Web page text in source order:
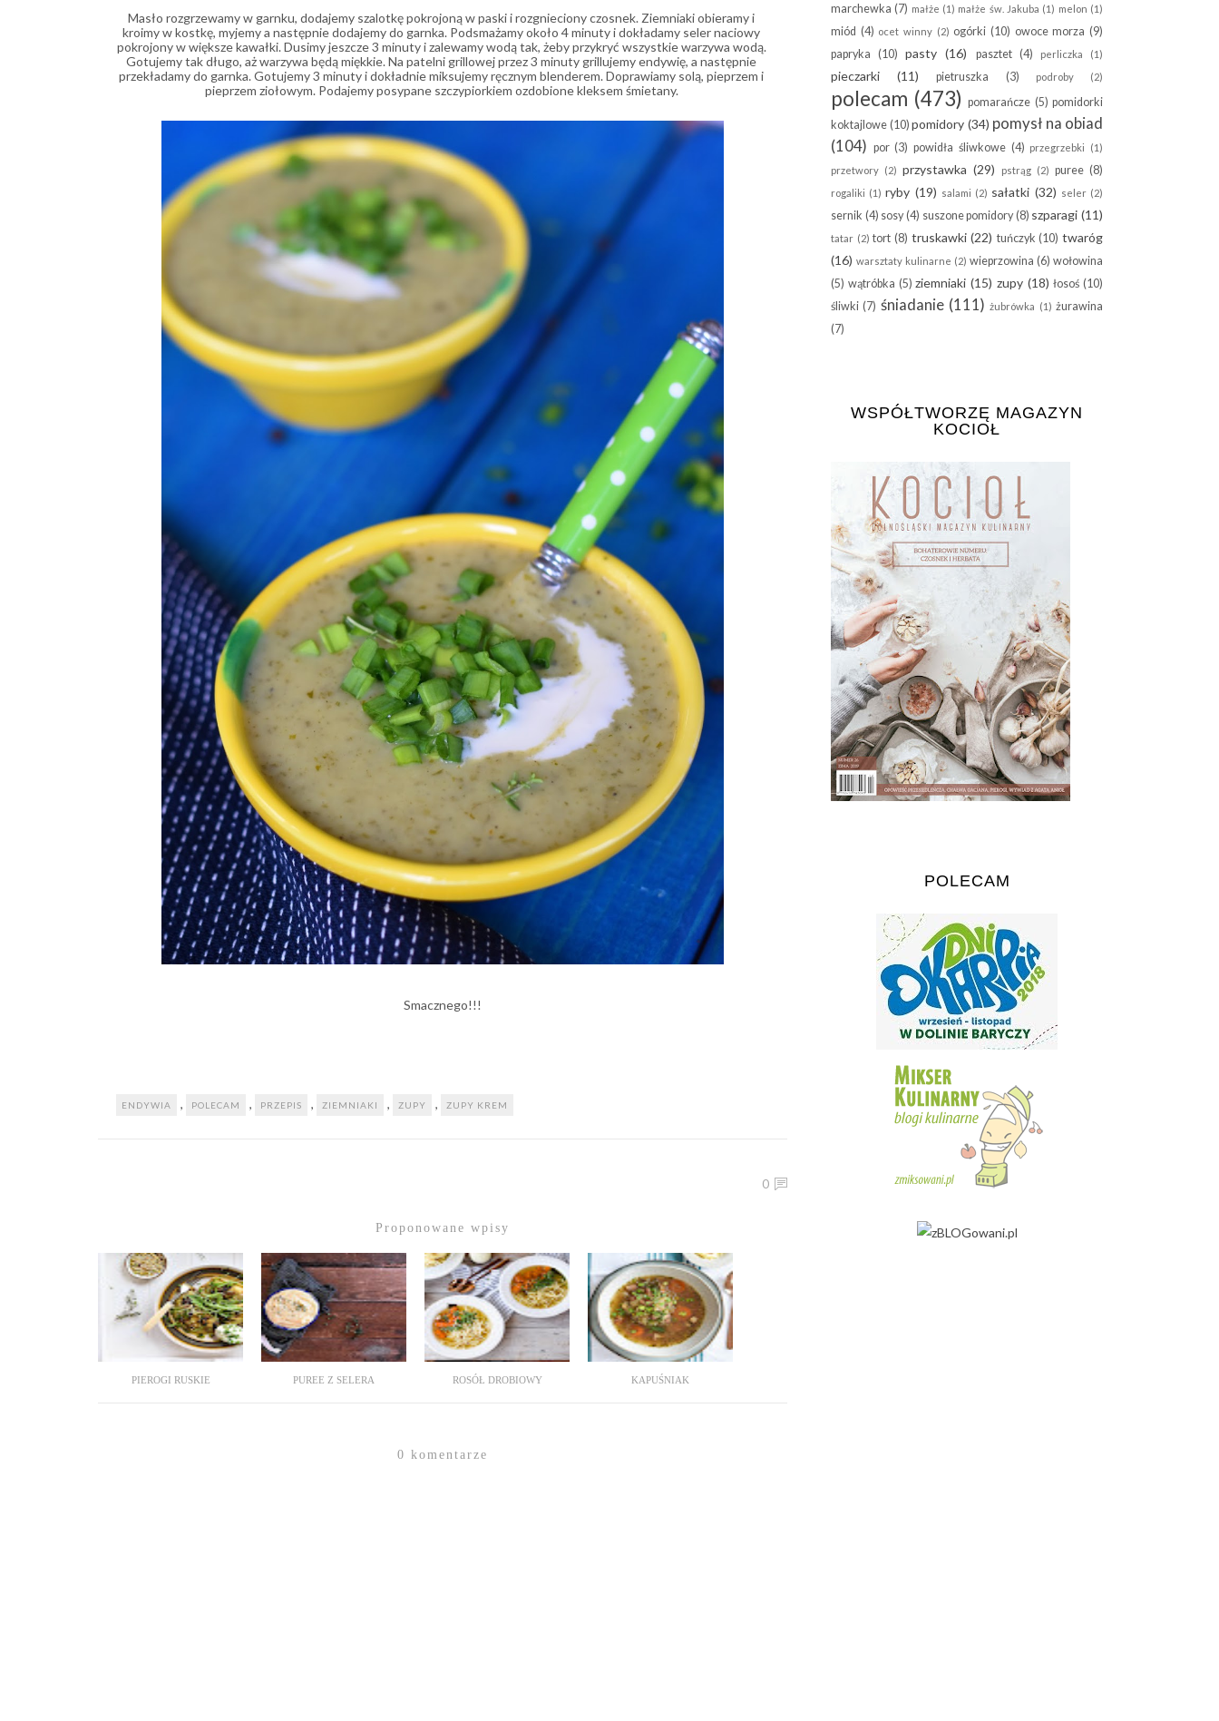
Masło rozgrzewamy w garnku, dodajemy szalotkę pokrojoną w paski i rozgnieciony czosnek. Ziemniaki obieramy i
kroimy w kostkę, myjemy a następnie dodajemy do garnka. Podsmażamy około 4 minuty i dokładamy seler naciowy
pokrojony w większe kawałki. Dusimy jeszcze 3 minuty i zalewamy wodą tak, żeby przykryć wszystkie warzywa wodą.
Gotujemy tak długo, aż warzywa będą miękkie. Na patelni grillowej przez 3 minuty grillujemy endywię, a następnie
przekładamy do garnka. Gotujemy 3 minuty i dokładnie miksujemy ręcznym blenderem. Doprawiamy solą, pieprzem i
pieprzem ziołowym. Podajemy posypane szczypiorkiem ozdobione kleksem śmietany.
Smacznego!!!
ENDYWIA , POLECAM , PRZEPIS , ZIEMNIAKI , ZUPY , ZUPY KREM
0
Proponowane wpisy
PIEROGI RUSKIE PUREE Z SELERA ROSÓŁ DROBIOWY KAPUŚNIAK
0 komentarze
marchewka (7) małże (1) małże św. Jakuba (1) melon (1)
miód (4) ocet winny (2) ogórki (10) owoce morza (9)
papryka
(10) pasty (16) pasztet (4) perliczka (1)
pieczarki (11) pietruszka (3) podroby (2)
polecam (473) pomarańcze (5) pomidorki
koktajlowe (10) pomidory (34) pomysł na obiad
(104) por (3) powidła śliwkowe (4) przegrzebki
(1)
przetwory (2) przystawka (29) pstrąg (2) puree (8)
rogaliki (1) ryby (19) salami (2) sałatki (32) seler (2)
sernik (4) sosy(4) suszone pomidory(8) szparagi (11)
tatar (2) tort (8) truskawki (22) tuńczyk (10) twaróg
(16) warsztaty kulinarne (2) wieprzowina (6) wołowina
(5) wątróbka (5) ziemniaki (15) zupy (18) łosoś (10)
śliwki (7) śniadanie (111) żubrówka (1) żurawina
(7)
WSPÓŁTWORZĘ MAGAZYN
KOCIOŁ
POLECAM